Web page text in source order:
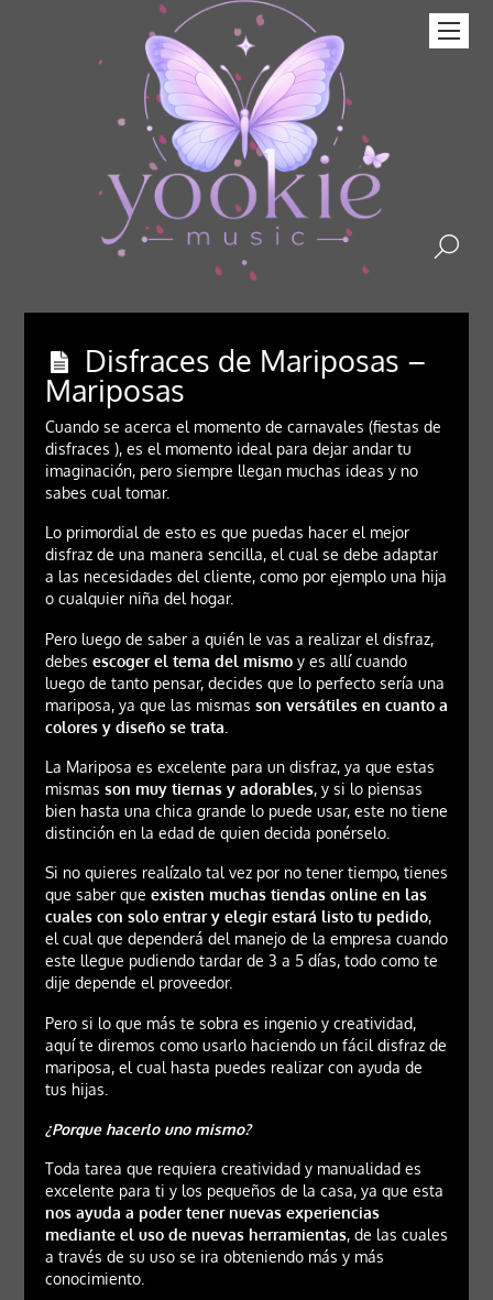
Disfraces de Mariposas –
Mariposas
Cuando se acerca el momento de carnavales (fiestas de
disfraces ), es el momento ideal para dejar andar tu
imaginación, pero siempre llegan muchas ideas y no
sabes cual tomar.
Lo primordial de esto es que puedas hacer el mejor
disfraz de una manera sencilla, el cual se debe adaptar
a las necesidades del cliente, como por ejemplo una hija
o cualquier niña del hogar.
Pero luego de saber a quién le vas a realizar el disfraz,
debes escoger el tema del mismoy es allí cuando
luego de tanto pensar, decides que lo perfecto sería una
mariposa, ya que las mismas son versátiles en cuanto a
colores y diseño se trata.
La Mariposa es excelente para un disfraz, ya que estas
mismas son muy tiernas y adorables, y si lo piensas
bien hasta una chica grande lo puede usar, este no tiene
distinción en la edad de quien decida ponérselo.
Si no quieres realízalo tal vez por no tener tiempo, tienes
que saber que existen muchas tiendas online en las
cuales con solo entrar y elegir estará listo tu pedido,
el cual que dependerá del manejo de la empresa cuando
este llegue pudiendo tardar de 3 a 5 días, todo como te
dije depende el proveedor.
Pero si lo que más te sobra es ingenio y creatividad,
aquí te diremos como usarlo haciendo un fácil disfraz de
mariposa, el cual hasta puedes realizar con ayuda de
tus hijas.
¿Porque hacerlo uno mismo?
Toda tarea que requiera creatividad y manualidad es
excelente para ti y los pequeños de la casa, ya que esta
nos ayuda a poder tener nuevas experiencias
mediante el uso de nuevas herramientas, de las cuales
a través de su uso se ira obteniendo más y más
conocimiento.